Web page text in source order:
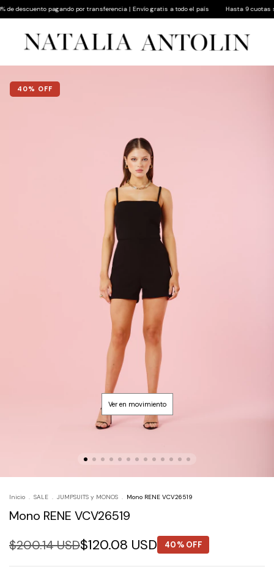
descuento pagando por transferencia | Envío gratis a todo el país Hasta 9 cuotas
40% OFF
Inicio . SALE . JUMPSUITS y MONOS . Mono RENE VCV26519
Mono RENE VCV26519
$200.14 USD$120.08 USD 40% OFF